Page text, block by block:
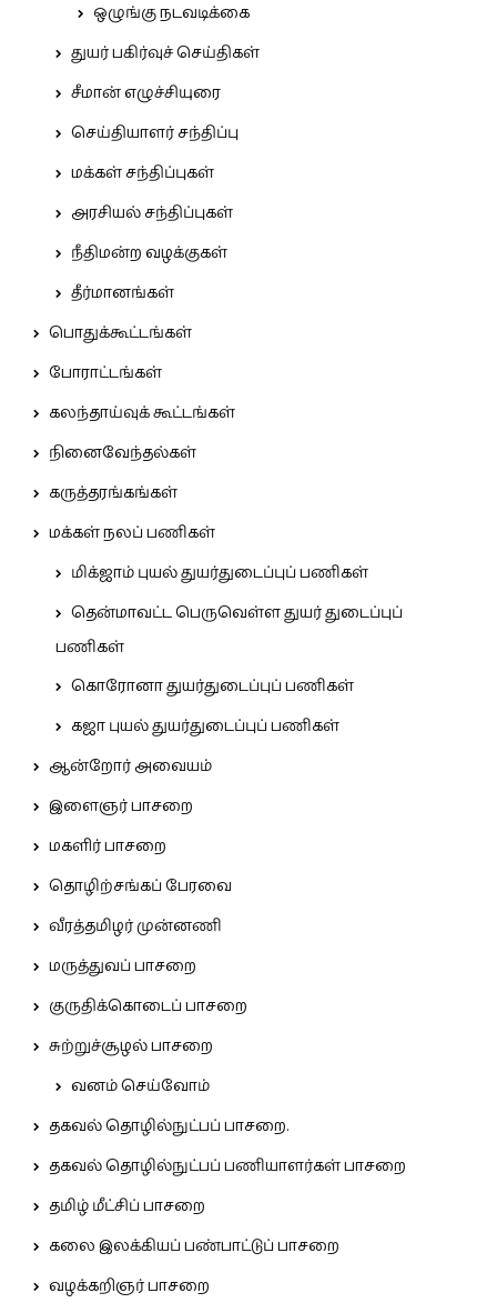
ஒழுங்கு நடவடிக்கை
துயர் பகிர்வுச் செய்திகள்
சீமான் எழுச்சியுரை
செய்தியாளர் சந்திப்பு
மக்கள் சந்திப்புகள்
அரசியல் சந்திப்புகள்
நீதிமன்ற வழக்குகள்
தீர்மானங்கள்
பொதுக்கூட்டங்கள்
போராட்டங்கள்
கலந்தாய்வுக் கூட்டங்கள்
நினைவேந்தல்கள்
கருத்தரங்கங்கள்
மக்கள் நலப் பணிகள்
மிக்ஜாம் புயல் துயர்துடைப்புப் பணிகள்
தென்மாவட்ட பெருவெள்ள துயர் துடைப்புப்
பணிகள்
கொரோனா துயர்துடைப்புப் பணிகள்
கஜா புயல் துயர்துடைப்புப் பணிகள்
ஆன்றோர் அவையம்
இளைஞர் பாசறை
மகளிர் பாசறை
தொழிற்சங்கப் பேரவை
வீரத்தமிழர் முன்னணி
மருத்துவப் பாசறை
குருதிக்கொடைப் பாசறை
சுற்றுச்சூழல் பாசறை
வனம் செய்வோம்
தகவல் தொழில்நுட்பப் பாசறை.
தகவல் தொழில்நுட்பப் பணியாளர்கள் பாசறை
தமிழ் மீட்சிப் பாசறை
கலை இலக்கியப் பண்பாட்டுப் பாசறை
வழக்கறிஞர் பாசறை